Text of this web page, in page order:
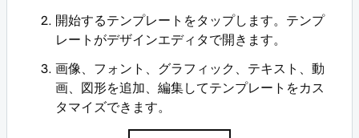
開始するテンプレートをタップします。テンプ
レートがデザインエディタで開きます。
画像、フォント、グラフィック、テキスト、動
画、図形を追加、編集してテンプレートをカス
タマイズできます。